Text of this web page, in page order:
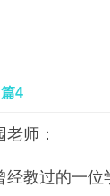
4
师：
教过的一位